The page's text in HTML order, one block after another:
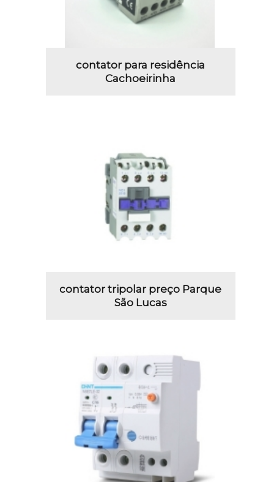
contator para residência
Cachoeirinha
contator tripolar preço Parque
São Lucas